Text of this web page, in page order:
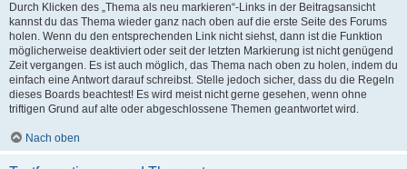
Durch Klicken des „Thema als neu markieren“-Links in der Beitragsansicht
kannst du das Thema wieder ganz nach oben auf die erste Seite des Forums
holen. Wenn du den entsprechenden Link nicht siehst, dann ist die Funktion
möglicherweise deaktiviert oder seit der letzten Markierung ist nicht genügend
Zeit vergangen. Es ist auch möglich, das Thema nach oben zu holen, indem du
einfach eine Antwort darauf schreibst. Stelle jedoch sicher, dass du die Regeln
dieses Boards beachtest! Es wird meist nicht gerne gesehen, wenn ohne
triftigen Grund auf alte oder abgeschlossene Themen geantwortet wird.
Nach oben